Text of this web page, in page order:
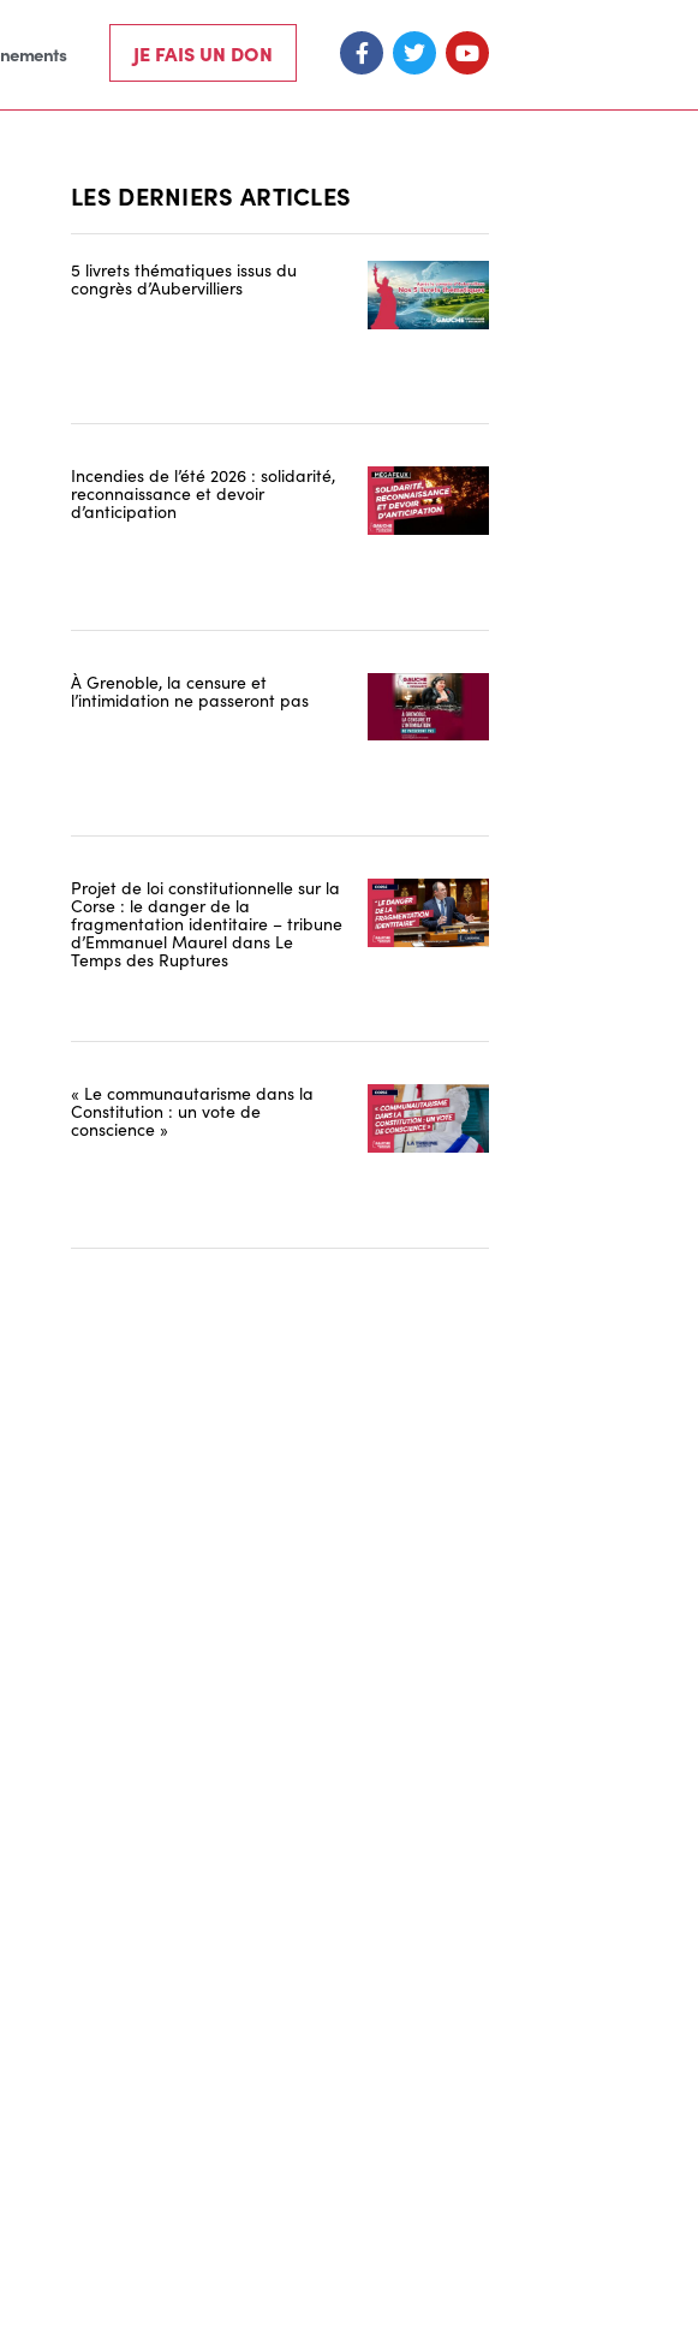
JE FAIS UN DON
LES DERNIERS ARTICLES
5 livrets thématiques issus du
congrès d’Aubervilliers
Incendies de l’été 2026 : solidarité,
reconnaissance et devoir
d’anticipation
À Grenoble, la censure et
l’intimidation ne passeront pas
Projet de loi constitutionnelle sur la
Corse : le danger de la
fragmentation identitaire – tribune
d’Emmanuel Maurel dans Le
Temps des Ruptures
« Le communautarisme dans la
Constitution : un vote de
conscience »